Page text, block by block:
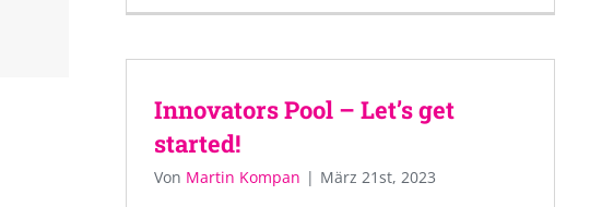
Innovators Pool – Let’s get
started!
Von Martin Kompan | März 21st, 2023